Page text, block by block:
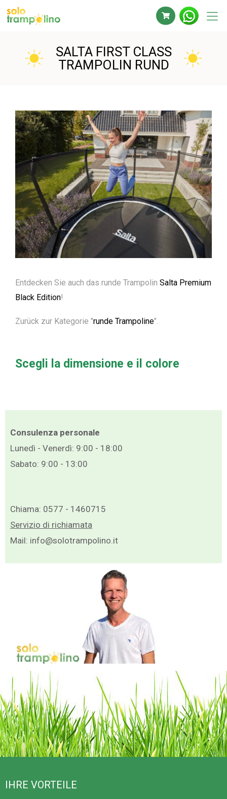
SALTA FIRST CLASS
TRAMPOLIN RUND
Entdecken Sie auch das runde Trampolin Salta Premium
Black Edition!
Zurück zur Kategorie "runde Trampoline".
Scegli la dimensione e il colore
Consulenza personale
Lunedì - Venerdì: 9:00 - 18:00
Sabato: 9:00 - 13:00
Chiama: 0577 - 1460715
Servizio di richiamata
Mail: info@solotrampolino.it
IHRE VORTEILE